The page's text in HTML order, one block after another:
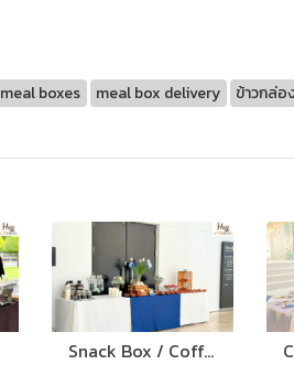
meal boxes meal box delivery ข้าวกล่อ
Snack Box / Coffee Break